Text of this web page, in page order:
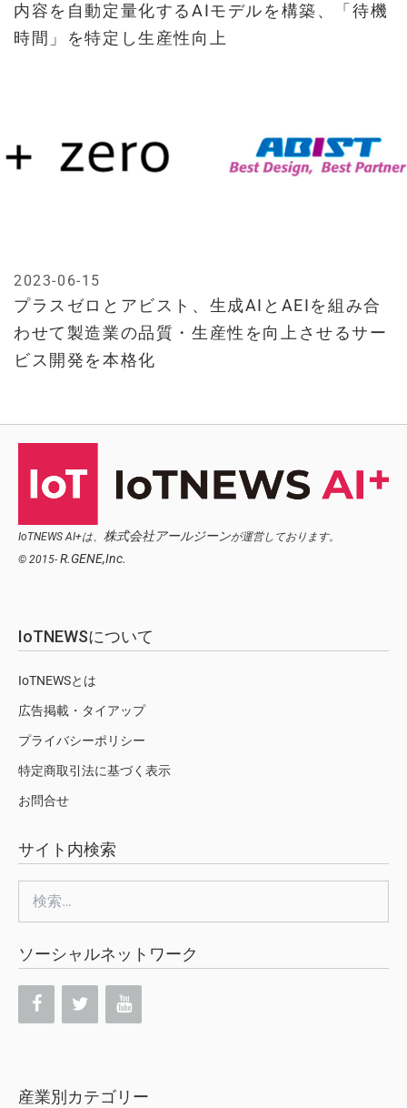
内容を自動定量化するAIモデルを構築、「待機
時間」を特定し生産性向上
プラスゼロとアビスト、生成AIとAEIを組み合
わせて製造業の品質・生産性を向上させるサー
ビス開発を本格化
2023-06-15
IoTNEWS AI+は、 株式会社アールジーンが運営しております。
© 2015- R.GENE,Inc.
IoTNEWSについて
IoTNEWSとは
広告掲載・タイアップ
プライバシーポリシー
特定商取引法に基づく表示
お問合せ
サイト内検索
索:
ソーシャルネットワーク
産業別カテゴリー